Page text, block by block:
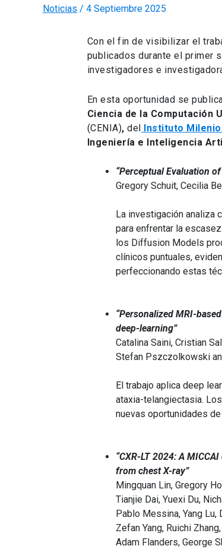
Noticias / 4 Septiembre 2025
Con el fin de visibilizar el
publicados durante el primer
investigadores e
En esta oportunidad se
Ciencia de la Computación
(CENIA),del Instituto
Ingeniería e Inteligencia
“Perceptual Evaluation
Gregory Schuit, Cecilia
La investigación analiza
para enfrentar la
los Diffusion Models
clínicos puntuales,
perfeccionando estas
“Personalized MRI-
deep-learning”
Catalina Saini, Cristian
Stefan Pszczolkowski
El trabajo aplica deep
ataxia-telangiectasia.
nuevas oportunidades
“CXR-LT 2024: A
from chest X-ray”
Mingquan Lin, Gregory
Tianjie Dai, Yuexi Du,
Pablo Messina, Yang Lu,
Zefan Yang, Ruichi
Adam Flanders, George